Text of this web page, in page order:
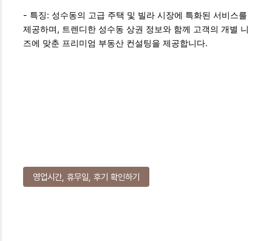
- 특징: 성수동의 고급 주택 및 빌라 시장에 특화된 서비스를
제공하며, 트렌디한 성수동 상권 정보와 함께 고객의 개별 니
즈에 맞춘 프리미엄 부동산 컨설팅을 제공합니다.
영업시간, 휴무일, 후기 확인하기